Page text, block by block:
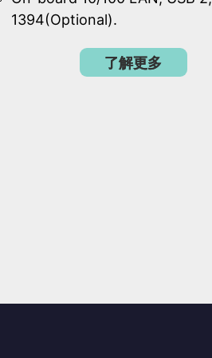
1394(Optional).
了解更多